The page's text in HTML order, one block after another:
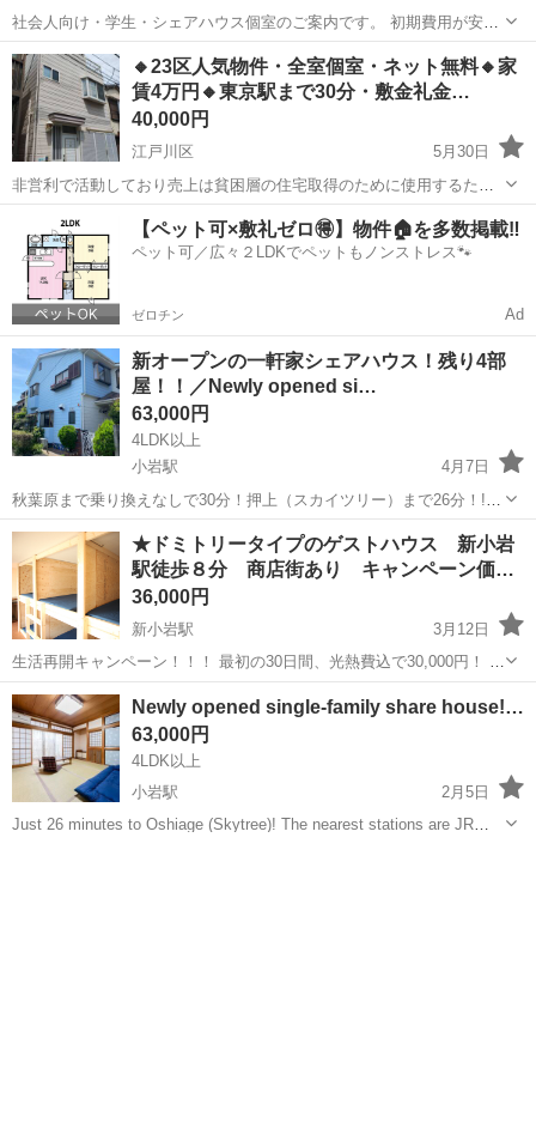
社会人向け・学生・シェアハウス個室のご案内です。 初期費用が安
く・すぐ入居ができる 「いきなり内見は不安」 「条件が合うか分から
ない」 「写真だけじゃ判断できない」 そんな方のために、公式LINE
でのご...
東京 江戸川区 小岩駅 シェアハウス 初期
🔸23区人気物件・全室個室・ネット無料🔸家
賃4万円🔸東京駅まで30分・敷金礼金…
40,000円
江戸川区
5月30日
非営利で活動しており売上は貧困層の住宅取得のために使用するた
め、地域最安値を目指して価格設定をしています。 こちらの物件の
お問い合わせはジモティーのメッセージではなく公式LINEからお願い
致します(^^) ◇問...
江戸川区 シェアハウス 物件
【ペット可×敷礼ゼロ🉐】物件🏠を多数掲載‼️
ペット可／広々２LDKでペットもノンストレス🐾
ゼロチン Ad
新オープンの一軒家シェアハウス！残り4部
屋！！／Newly opened si…
63,000円
4LDK以上
小岩駅
4月7日
秋葉原まで乗り換えなしで30分！押上（スカイツリー）まで26分！!
最寄駅はJR総武線小岩駅と京成小岩駅の2駅でアクセス良好！! 日本橋
まで38分、新橋まで乗り換えなしで37分！! ーーーーーーーーーーー
ーーーーーーー...
東京 江戸川区 小岩駅 シェアハウス
★ドミトリータイプのゲストハウス 新小岩
駅徒歩８分 商店街あり キャンペーン価…
36,000円
新小岩駅
3月12日
生活再開キャンペーン！！！ 最初の30日間、光熱費込で30,000円！ 長
期、学生、社会人、留学生、ワーキングホリデー大歓迎！ ※入居条
件：40代までの方 商店街が近く便利です。中央森林公園あり。ドミト
リーの...
東京 江戸川区
Newly opened single-family share house!…
63,000円
4LDK以上
小岩駅
2月5日
Just 26 minutes to Oshiage (Skytree)! The nearest stations are JR